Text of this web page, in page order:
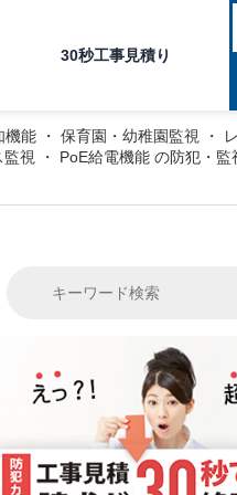
30秒工事見積り
機能 ・ 保育園・幼稚園監視 ・
視
・ PoE給電機能 の防犯・監